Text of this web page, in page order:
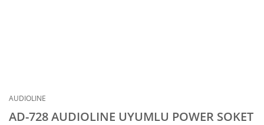
AUDIOLINE
AD-728 AUDIOLINE UYUMLU POWER SOKET